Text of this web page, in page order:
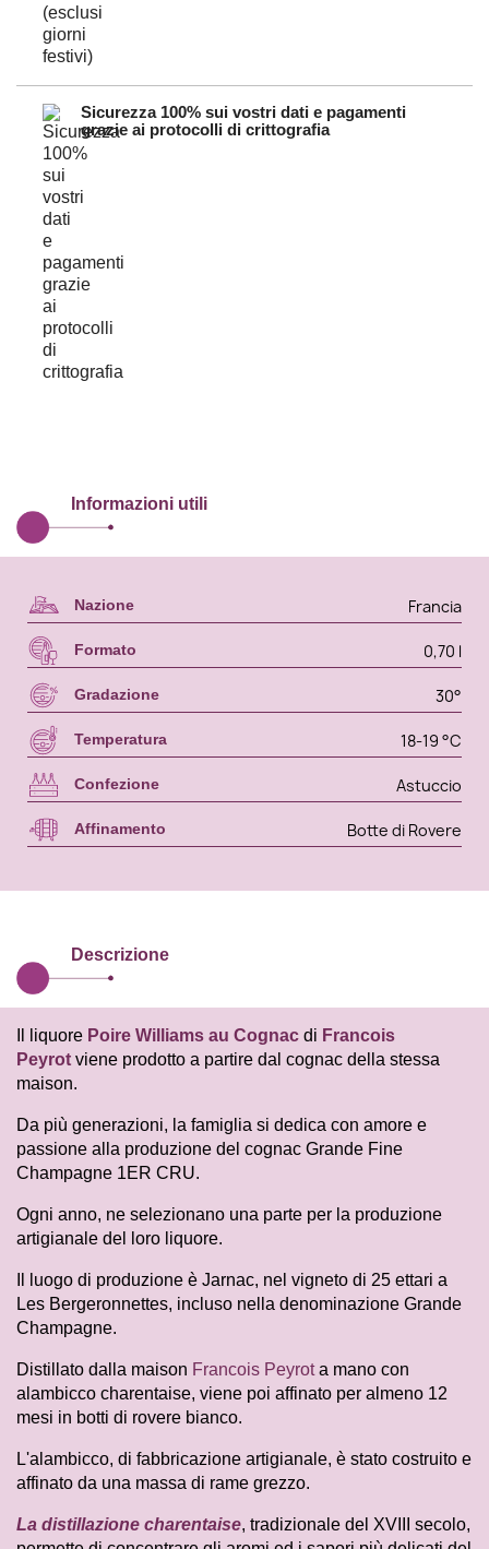
Sicurezza 100% sui vostri dati e pagamenti
grazie ai protocolli di crittografia
Informazioni utili
Nazione Francia
Formato 0,70 l
Gradazione 30°
Temperatura 18-19 °C
Confezione Astuccio
Affinamento Botte di Rovere
Descrizione
Il liquore Poire Williams au Cognac di Francois
Peyrot viene prodotto a partire dal cognac della stessa
maison.
Da più generazioni, la famiglia si dedica con amore e
passione alla produzione del cognac Grande Fine
Champagne 1ER CRU.
Ogni anno, ne selezionano una parte per la produzione
artigianale del loro liquore.
Il luogo di produzione è Jarnac, nel vigneto di 25 ettari a
Les Bergeronnettes, incluso nella denominazione Grande
Champagne.
Distillato dalla maison Francois Peyrota mano con
alambicco charentaise, viene poi affinato per almeno 12
mesi in botti di rovere bianco.
L'alambicco, di fabbricazione artigianale, è stato costruito e
affinato da una massa di rame grezzo.
La distillazione charentaise, tradizionale del XVIII secolo,